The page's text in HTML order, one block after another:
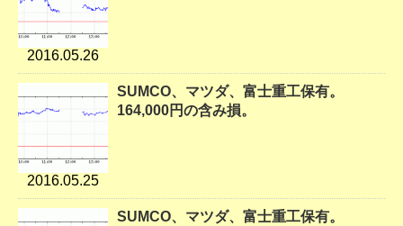
2016.05.26
2016.05.25
SUMCO、マツダ、富士重工保有。
164,000円の含み損。
SUMCO、マツダ、富士重工保有。